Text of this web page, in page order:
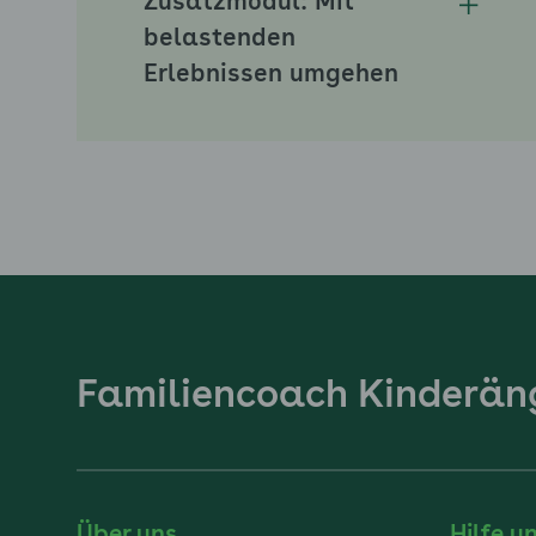
belastenden
Erlebnissen umgehen
Familiencoach